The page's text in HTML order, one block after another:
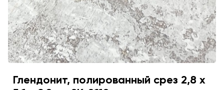
Глендонит, полированный срез 2,8 х